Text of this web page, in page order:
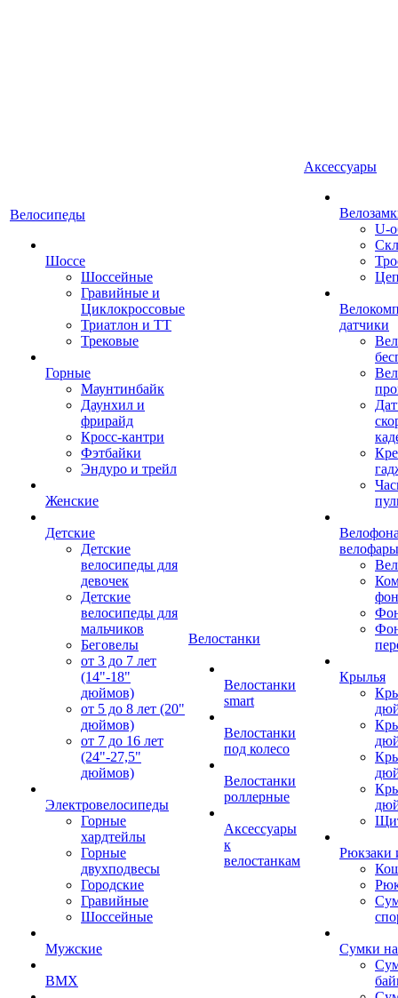
Велосипеды
Шоссе
Шоссейные
Гравийные и
Циклокроссовые
Триатлон и ТТ
Трековые
Горные
Маунтинбайк
Даунхил и
фрирайд
Кросс-кантри
Фэтбайки
Эндуро и трейл
Женские
Детские
Детские
велосипеды для
девочек
Детские
велосипеды для
мальчиков
Беговелы
от 3 до 7 лет
(14"-18"
дюймов)
от 5 до 8 лет (20"
дюймов)
от 7 до 16 лет
(24"-27,5"
дюймов)
Электровелосипеды
Горные
хардтейлы
Горные
двухподвесы
Городские
Гравийные
Шоссейные
Мужские
BMX
Велостанки
Велостанки
smart
Велостанки
под колесо
Велостанки
роллерные
Аксессуары
к
велостанкам
Аксессуары
U-
датчики
велофары
Крылья
Рюкзаки
Сумки